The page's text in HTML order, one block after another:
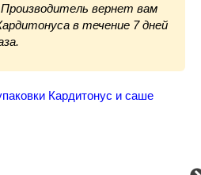
вернет вам
в течение 7 дней